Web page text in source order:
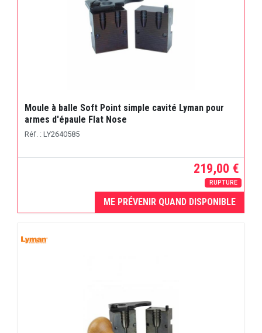
Moule à balle Soft Point simple cavité Lyman pour
armes d'épaule Flat Nose
Réf. : LY2640585
219,00 €
RUPTURE
ME PRÉVENIR QUAND DISPONIBLE